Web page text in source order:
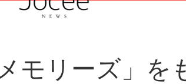
モリーズ」を